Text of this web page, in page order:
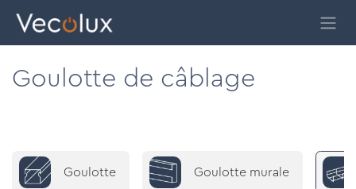
Goulotte de câblage
Goulotte Goulotte murale